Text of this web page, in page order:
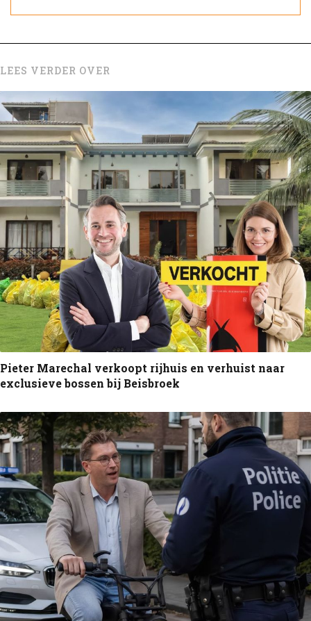
LEES VERDER OVER
Pieter Marechal verkoopt rijhuis en verhuist naar
exclusieve bossen bij Beisbroek